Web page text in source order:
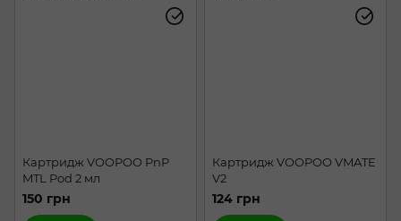
Картридж VOOPOO PnP
MTL Pod 2 мл
150 грн
Картридж VOOPOO VMATE
V2
124 грн